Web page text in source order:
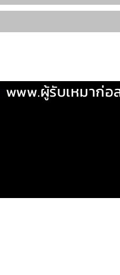
www.ผู้รับเหมาก่อ